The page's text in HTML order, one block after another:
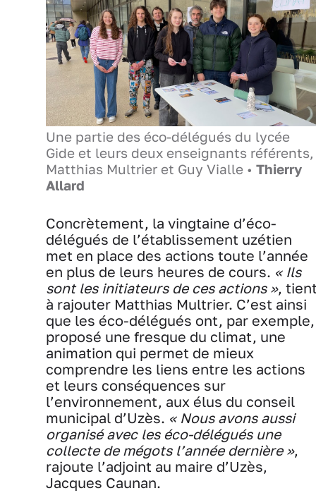
Une partie des éco-délégués du lycée
Gide et leurs deux enseignants référents,
Matthias Multrier et Guy Vialle • Thierry
Allard
Concrètement, la vingtaine d’éco-
délégués de l’établissement uzétien
met en place des actions toute l’année
en plus de leurs heures de cours. « Ils
sont les initiateurs de ces actions »,
à rajouter Matthias Multrier. C’est ainsi
que les éco-délégués ont, par exemple,
proposé une fresque du climat, une
animation qui permet de mieux
comprendre les liens entre les actions
et leurs conséquences sur
l’environnement, aux élus du conseil
municipal d’Uzès. « Nous avons aussi
organisé avec les éco-délégués une
collecte de mégots l’année dernière »,
rajoute l’adjoint au maire d’Uzès,
Jacques Caunan.